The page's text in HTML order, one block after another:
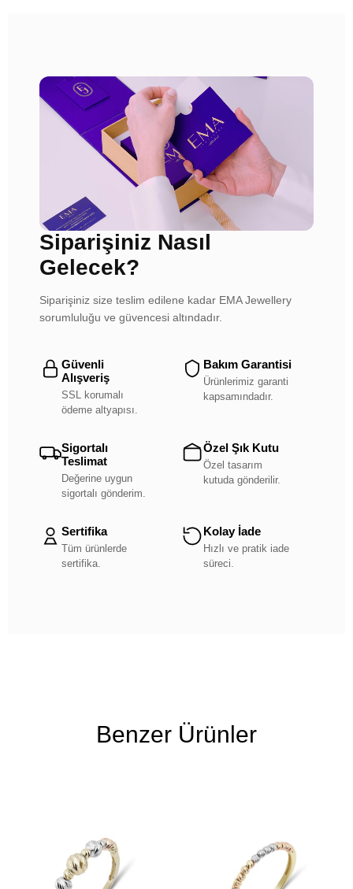
Siparişiniz Nasıl
Gelecek?
Siparişiniz size teslim edilene kadar EMA Jewellery
sorumluluğu ve güvencesi altındadır.
Güvenli
Alışveriş
SSL korumalı
ödeme altyapısı.
Bakım Garantisi
Ürünlerimiz garanti
kapsamındadır.
Sigortalı
Teslimat
Değerine uygun
sigortalı gönderim.
Özel Şık Kutu
Özel tasarım
kutuda gönderilir.
Sertifika
Tüm ürünlerde
sertifika.
Kolay İade
Hızlı ve pratik iade
süreci.
Benzer Ürünler